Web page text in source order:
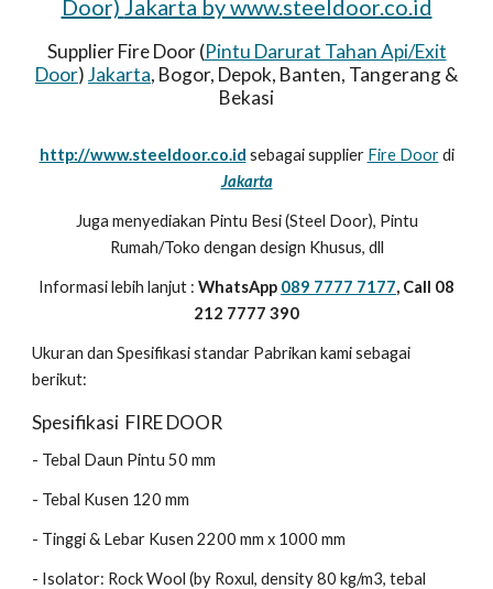
Door) Jakarta by www.steeldoor.co.id
Supplier Fire Door (Pintu Darurat Tahan Api/Exit
Door)Jakarta, Bogor, Depok, Banten, Tangerang &
Bekasi
http://www.steeldoor.co.id sebagai supplier Fire Doordi
Jakarta
Juga menyediakan Pintu Besi (Steel Door), Pintu
Rumah/Toko dengan design Khusus, dll
Informasi lebih lanjut : WhatsApp 089 7777 7177, Call 08
212 7777 390
Ukuran dan Spesifikasi standar Pabrikan kami sebagai
berikut:
Spesifikasi FIRE DOOR
- Tebal Daun Pintu 50 mm
- Tebal Kusen 120 mm
- Tinggi & Lebar Kusen 2200 mm x 1000 mm
- Isolator: Rock Wool (by Roxul, density 80 kg/m3, tebal